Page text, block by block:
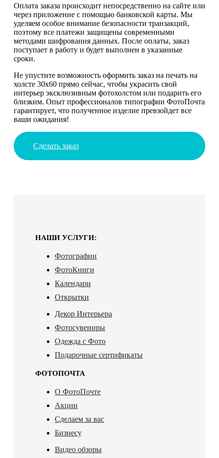
Оплата заказа происходит непосредственно на сайте или
через приложение с помощью банковской карты. Мы
уделяем особое внимание безопасности транзакций,
поэтому все платежи защищены современными
методами шифрования данных. После оплаты, заказ
поступает в работу и будет выполнен в указанные
сроки.
Не упустите возможность оформить заказ на печать на
холсте 30х60 прямо сейчас, чтобы украсить свой
интерьер эксклюзивным фотохолстом или подарить его
близким. Опыт профессионалов типографии ФотоПочта
гарантирует, что полученное изделие превзойдет все
ваши ожидания!
Сделать заказ
НАШИ УСЛУГИ:
Фотографии
ФотоКниги
Календари
Открытки
Декор Интерьера
Фотосувениры
Одежда с Фото
Подарочные сертификаты
ФОТОПОЧТА
О ФотоПочте
Акции
Сделаем за вас
Бизнесу
Видео обзоры